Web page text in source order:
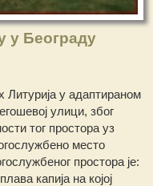
у Београду
у адаптираном
улици, због
тог простора уз
место
простора је:
капија на којој